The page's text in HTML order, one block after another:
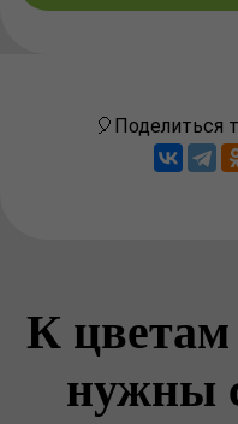
🎈Поделиться
К цветам
нужны